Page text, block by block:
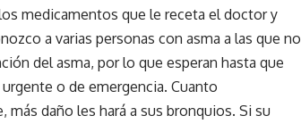
medicamentos que le receta el doctor y
a varias personas con asma a las que no
del asma, por lo que esperan hasta que
o de emergencia. Cuanto
daño les hará a sus bronquios. Si su